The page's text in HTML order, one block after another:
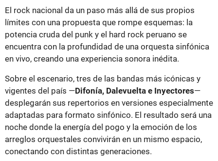
El rock nacional da un paso más allá de sus propios
límites con una propuesta que rompe esquemas: la
potencia cruda del punk y el hard rock peruano se
encuentra con la profundidad de una orquesta sinfónica
en vivo, creando una experiencia sonora inédita.
Sobre el escenario, tres de las bandas más icónicas y
vigentes del país —Difonía, Dalevuelta e Inyectores—
desplegarán sus repertorios en versiones especialmente
adaptadas para formato sinfónico. El resultado será una
noche donde la energía del pogo y la emoción de los
arreglos orquestales convivirán en un mismo espacio,
conectando con distintas generaciones.